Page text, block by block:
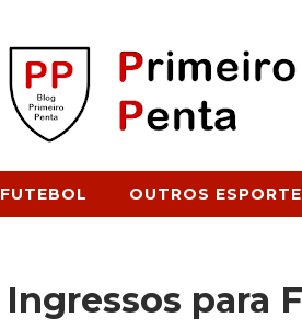
FUTEBOL OUTROS
Ingressos para